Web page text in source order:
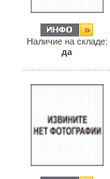
Наличие на складе:
да